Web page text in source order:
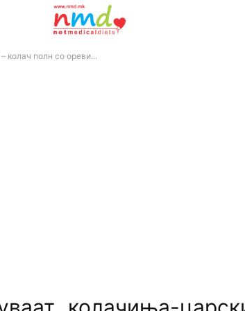
полн со ореви...